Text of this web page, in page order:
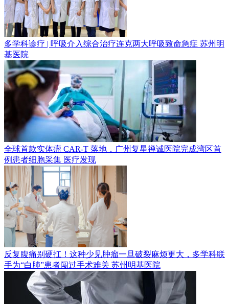
多学科诊疗 | 呼吸介入综合治疗连克两大呼吸致命急症 苏州明
基医院
全球首款实体瘤 CAR-T 落地，广州复星禅诚医院完成湾区首
例患者细胞采集 医疗发现
反复腹痛别硬扛！这种少见肿瘤一旦破裂麻烦更大，多学科联
手为“白肺”患者闯过手术难关 苏州明基医院